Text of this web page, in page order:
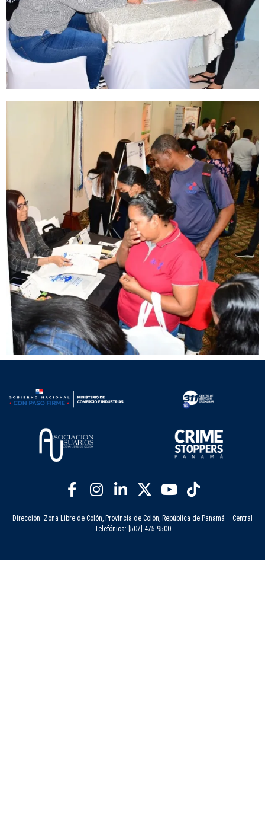
Dirección: Zona Libre de Colón, Provincia de Colón, República de Panamá – Central
Telefónica: [507] 475-9500